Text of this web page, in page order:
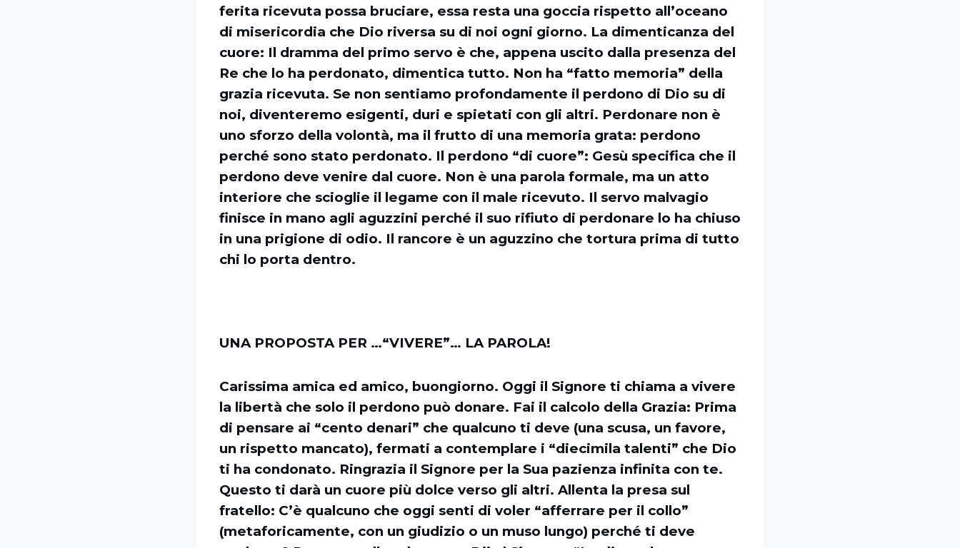
ferita ricevuta possa bruciare, essa resta una goccia rispetto all’oceano
di misericordia che Dio riversa su di noi ogni giorno. La dimenticanza del
cuore: Il dramma del primo servo è che, appena uscito dalla presenza del
Re che lo ha perdonato, dimentica tutto. Non ha “fatto memoria” della
grazia ricevuta. Se non sentiamo profondamente il perdono di Dio su di
noi, diventeremo esigenti, duri e spietati con gli altri. Perdonare non è
uno sforzo della volontà, ma il frutto di una memoria grata: perdono
perché sono stato perdonato. Il perdono “di cuore”: Gesù specifica che il
perdono deve venire dal cuore. Non è una parola formale, ma un atto
interiore che scioglie il legame con il male ricevuto. Il servo malvagio
finisce in mano agli aguzzini perché il suo rifiuto di perdonare lo ha chiuso
in una prigione di odio. Il rancore è un aguzzino che tortura prima di tutto
chi lo porta dentro.
UNA PROPOSTA PER …“VIVERE”… LA PAROLA!
Carissima amica ed amico, buongiorno. Oggi il Signore ti chiama a vivere
la libertà che solo il perdono può donare. Fai il calcolo della Grazia: Prima
di pensare ai “cento denari” che qualcuno ti deve (una scusa, un favore,
un rispetto mancato), fermati a contemplare i “diecimila talenti” che Dio
ti ha condonato. Ringrazia il Signore per la Sua pazienza infinita con te.
Questo ti darà un cuore più dolce verso gli altri. Allenta la presa sul
fratello: C’è qualcuno che oggi senti di voler “afferrare per il collo”
(metaforicamente, con un giudizio o un muso lungo) perché ti deve